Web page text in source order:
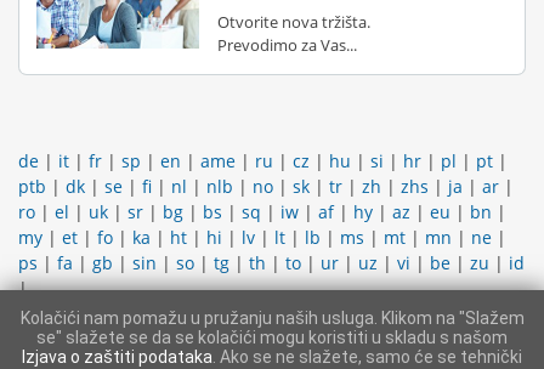
Otvorite nova tržišta.
Prevodimo za Vas...
de | it | fr | sp | en | ame | ru | cz | hu | si | hr | pl | pt |
ptb | dk | se | fi | nl | nlb | no | sk | tr | zh | zhs | ja | ar |
ro | el | uk | sr | bg | bs | sq | iw | af| hy | az | eu | bn |
my | et | fo | ka | ht | hi | lv | lt | lb | ms | mt | mn | ne |
ps | fa | gb | sin | so | tg | th | to | ur | uz | vi | be | zu | id
|
KONTAKTIRATI PODRŠKU | IMPRESUM | OPĆI UVJETI
POSLOVANJA | PROSTOR ZA ČLANOVE
Kolačići nam pomažu u pružanju naših usluga. Klikom na "Slažem
se" slažete se da se kolačići mogu koristiti u skladu s našom
Izjava o zaštiti podataka . Ako se ne slažete, samo će se tehnički